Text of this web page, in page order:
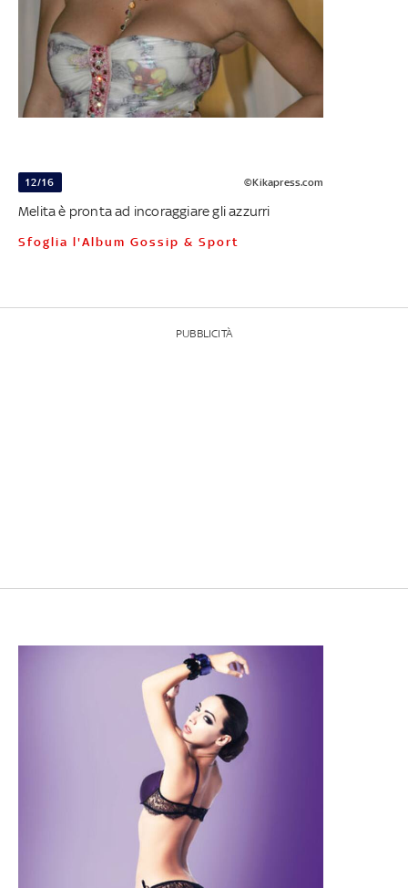
12/16 ©Kikapress.com
Melita è pronta ad incoraggiare gli azzurri
Sfoglia l'Album Gossip & Sport
PUBBLICITÀ